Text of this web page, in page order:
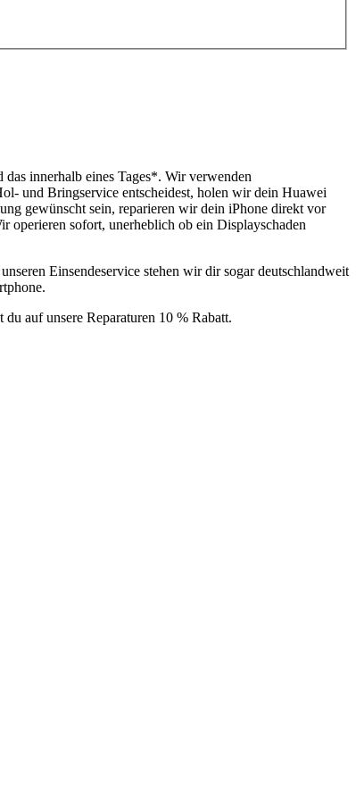
innerhalb eines Tages*. Wir verwenden
und Bringservice entscheidest, holen wir dein Huawei
gewünscht sein, reparieren wir dein iPhone direkt vor
operieren sofort, unerheblich ob ein Displayschaden
Einsendeservice stehen wir dir sogar deutschlandweit
du auf unsere Reparaturen 10 % Rabatt.